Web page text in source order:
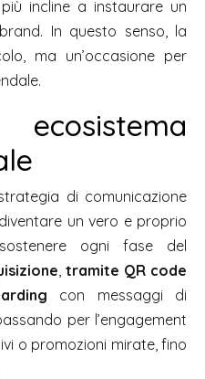
incline a instaurare un
In questo senso, la
ma un’occasione per
di comunicazione
un vero e proprio
ogni fase del
, tramite QR code
con messaggi di
per l’engagement
o promozioni mirate, fino